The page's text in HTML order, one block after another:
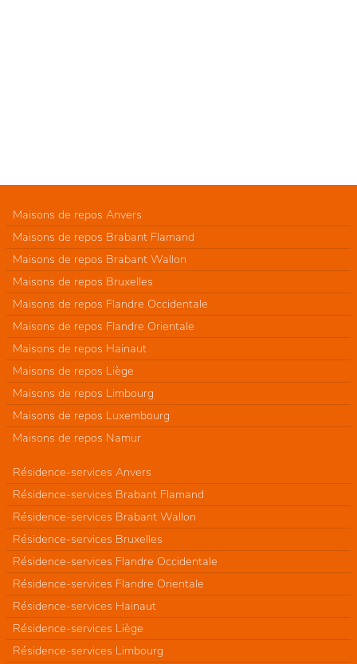
Maisons de repos Anvers
Maisons de repos Brabant Flamand
Maisons de repos Brabant Wallon
Maisons de repos Bruxelles
Maisons de repos Flandre Occidentale
Maisons de repos Flandre Orientale
Maisons de repos Hainaut
Maisons de repos Liège
Maisons de repos Limbourg
Maisons de repos Luxembourg
Maisons de repos Namur
Résidence-services Anvers
Résidence-services Brabant Flamand
Résidence-services Brabant Wallon
Résidence-services Bruxelles
Résidence-services Flandre Occidentale
Résidence-services Flandre Orientale
Résidence-services Hainaut
Résidence-services Liège
Résidence-services Limbourg